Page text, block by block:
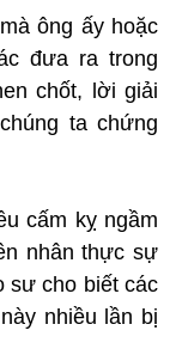
ông ấy hoặc
đưa ra trong
chốt, lời giải
ta chứng
cấm kỵ ngầm
nhân thực sự
sư cho biết các
nhiều lần bị